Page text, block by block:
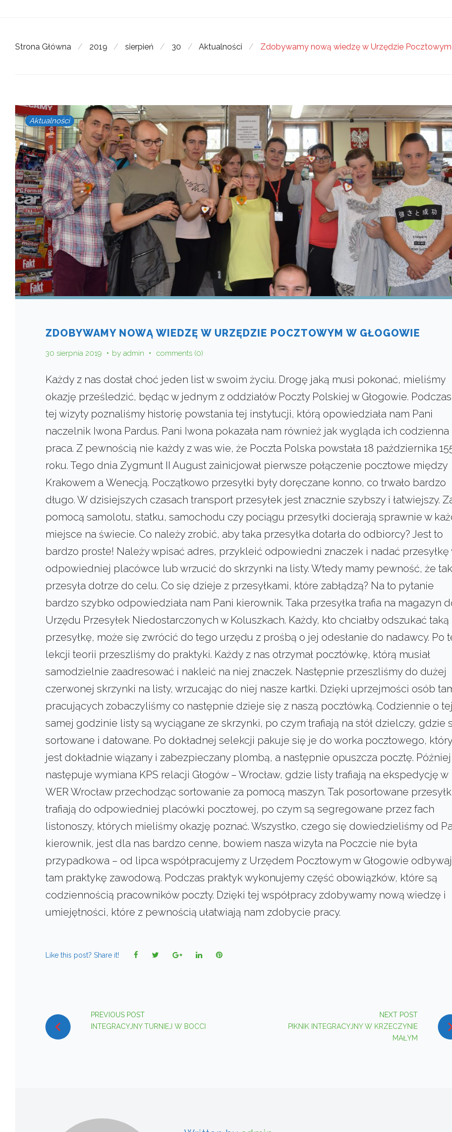
Strona Główna / 2019 / sierpień / 30 / Aktualności / Zdobywamy nową wiedzę w Urzędzie Pocztowym
Aktualności
ZDOBYWAMY NOWĄ WIEDZĘ W URZĘDZIE POCZTOWYM W GŁOGOWIE
30 sierpnia 2019 by admin comments (0)
Każdy z nas dostał choć jeden list w swoim życiu. Drogę jaką musi pokonać, mieliśmy
okazję prześledzić, będąc w jednym z oddziałów Poczty Polskiej w Głogowie. Podczas
tej wizyty poznaliśmy historię powstania tej instytucji, którą opowiedziała nam Pani
naczelnik Iwona Pardus. Pani Iwona pokazała nam również jak wygląda ich codzienna
praca. Z pewnością nie każdy z was wie, że Poczta Polska powstała 18 października
roku. Tego dnia Zygmunt II August zainicjował pierwsze połączenie pocztowe między
Krakowem a Wenecją. Początkowo przesyłki były doręczane konno, co trwało bardzo
długo. W dzisiejszych czasach transport przesyłek jest znacznie szybszy i łatwiejszy.
pomocą samolotu, statku, samochodu czy pociągu przesyłki docierają sprawnie w
miejsce na świecie. Co należy zrobić, aby taka przesyłka dotarła do odbiorcy? Jest to
bardzo proste! Należy wpisać adres, przykleić odpowiedni znaczek i nadać przesyłkę
odpowiedniej placówce lub wrzucić do skrzynki na listy. Wtedy mamy pewność, że
przesyła dotrze do celu. Co się dzieje z przesyłkami, które zabłądzą? Na to pytanie
bardzo szybko odpowiedziała nam Pani kierownik. Taka przesyłka trafia na magazyn
Urzędu Przesyłek Niedostarczonych w Koluszkach. Każdy, kto chciałby odszukać taką
przesyłkę, może się zwrócić do tego urzędu z prośbą o jej odesłanie do nadawcy. Po
lekcji teorii przeszliśmy do praktyki. Każdy z nas otrzymał pocztówkę, którą musiał
samodzielnie zaadresować i nakleić na niej znaczek. Następnie przeszliśmy do dużej
czerwonej skrzynki na listy, wrzucając do niej nasze kartki. Dzięki uprzejmości osób
pracujących zobaczyliśmy co następnie dzieje się z naszą pocztówką. Codziennie o
samej godzinie listy są wyciągane ze skrzynki, po czym trafiają na stół dzielczy, gdzie
sortowane i datowane. Po dokładnej selekcji pakuje się je do worka pocztowego, który
jest dokładnie wiązany i zabezpieczany plombą, a następnie opuszcza pocztę. Później
następuje wymiana KPS relacji Głogów – Wrocław, gdzie listy trafiają na ekspedycję w
WER Wrocław przechodząc sortowanie za pomocą maszyn. Tak posortowane
trafiają do odpowiedniej placówki pocztowej, po czym są segregowane przez fach
listonoszy, których mieliśmy okazję poznać. Wszystko, czego się dowiedzieliśmy od
kierownik, jest dla nas bardzo cenne, bowiem nasza wizyta na Poczcie nie była
przypadkowa – od lipca współpracujemy z Urzędem Pocztowym w Głogowie
tam praktykę zawodową. Podczas praktyk wykonujemy część obowiązków, które są
codziennością pracowników poczty. Dzięki tej współpracy zdobywamy nową wiedzę i
umiejętności, które z pewnością ułatwiają nam zdobycie pracy.
Like this post? Share it! FacebookTwitterGoogle+LinkedInPinterest
NAWIGACJA
WPISU
PREVIOUS POST
INTEGRACYJNY TURNIEJ W BOCCI
NEXT POST
PIKNIK INTEGRACYJNY W KRZECZYNIE
MAŁYM